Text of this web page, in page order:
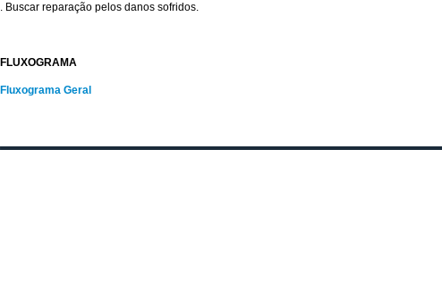
. Buscar reparação pelos danos sofridos.
FLUXOGRAMA
Fluxograma Geral